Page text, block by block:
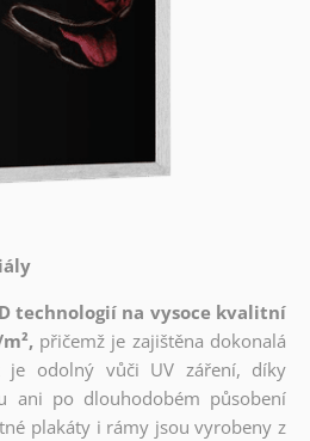
technologií na vysoce kvalitní
přičemž je zajištěna dokonalá
je odolný vůči UV záření, díky
ani po dlouhodobém působení
plakáty i rámy jsou vyrobeny z